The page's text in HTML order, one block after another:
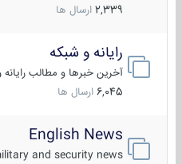
2,339 ارسال ها
رایانه و شبکه
آخرین خبرها و مطالب رایانه و
6,045 ارسال ها
English News
and security news